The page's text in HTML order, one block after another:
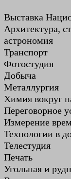
Выставка
Архитектура,
астрономия
Транспорт
Фотостудия
Добыча
Металлургия
Химия вокруг
Переговорное
Измерение
Технологии в
Телестудия
Печать
Угольная и